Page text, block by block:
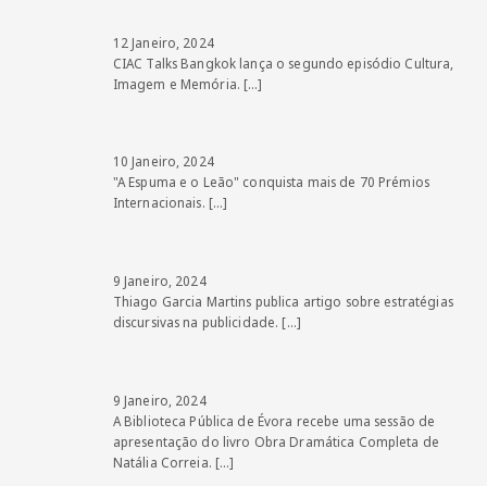
12 Janeiro, 2024
CIAC Talks Bangkok lança o segundo episódio Cultura,
Imagem e Memória. […]
10 Janeiro, 2024
"A Espuma e o Leão" conquista mais de 70 Prémios
Internacionais. […]
9 Janeiro, 2024
Thiago Garcia Martins publica artigo sobre estratégias
discursivas na publicidade. […]
9 Janeiro, 2024
A Biblioteca Pública de Évora recebe uma sessão de
apresentação do livro Obra Dramática Completa de
Natália Correia. […]